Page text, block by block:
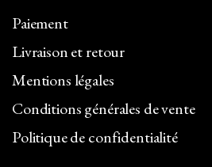
Paiement
Livraison et retour
Mentions légales
Conditions générales de vente
Politique de confidentialité